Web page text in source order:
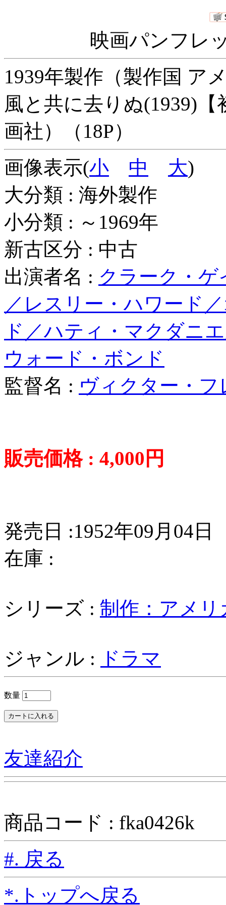
映画パンフレ
1939年製作（製作国 ア
風と共に去りぬ(1939)
画社）（18P）
画像表示(小 中 大)
大分類 : 海外製作
小分類 : ～1969年
新古区分 : 中古
出演者名 : クラーク・
／レスリー・ハワード
ド／ハティ・マクダニ
ウォード・ボンド
監督名 : ヴィクター・フ
販売価格 : 4,000円
発売日 :1952年09月04日
在庫 :
シリーズ : 制作：アメリ
ジャンル : ドラマ
数量
友達紹介
商品コード : fka0426k
#. 戻る
*.トップへ戻る